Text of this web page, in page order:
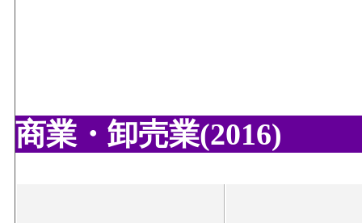
商業・卸売業(2016)